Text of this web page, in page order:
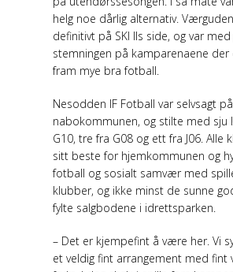
helg noe dårlig alternativ.
definitivt på SKI Ils side, og var
stemningen på kamparenaene
fram mye bra fotball.
Nesodden IF Fotball var selvsagt
nabokommunen, og stilte med sju
G10, tre fra G08 og ett fra J06. Alle
sitt beste for hjemkommunen og
fotball og sosialt samvær med
klubber, og ikke minst de sunne
fylte salgbodene i idrettsparken.
– Det er kjempefint å være her. Vi
et veldig fint arrangement med fint